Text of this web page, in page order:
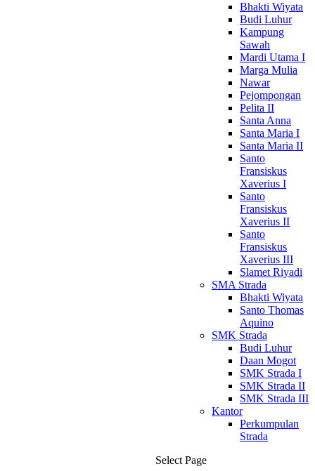
Bhakti Wiyata
Budi Luhur
Kampung
Sawah
Mardi Utama I
Marga Mulia
Nawar
Pejompongan
Pelita II
Santa Anna
Santa Maria I
Santa Maria II
Santo
Fransiskus
Xaverius I
Santo
Fransiskus
Xaverius II
Santo
Fransiskus
Xaverius III
Slamet Riyadi
SMA Strada
Bhakti Wiyata
Santo Thomas
Aquino
SMK Strada
Budi Luhur
Daan Mogot
SMK Strada I
SMK Strada II
SMK Strada III
Kantor
Perkumpulan
Strada
Select Page